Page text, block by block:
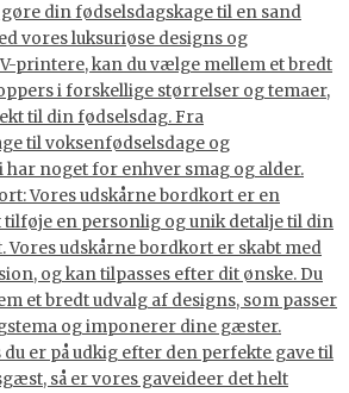
din fødselsdagskage til en sand
vores luksuriøse designs og
printere, kan du vælge mellem et bredt
i forskellige størrelser og temaer,
til din fødselsdag. Fra
til voksenfødselsdage og
har noget for enhver smag og alder.
Vores udskårne bordkort er en
tilføje en personlig og unik detalje til din
Vores udskårne bordkort er skabt med
og kan tilpasses efter dit ønske. Du
et bredt udvalg af designs, som passer
og imponerer dine gæster.
du er på udkig efter den perfekte gave til
så er vores gaveideer det helt